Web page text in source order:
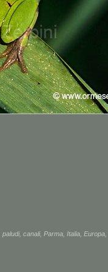
paludi, canali, Parma Italia Europa